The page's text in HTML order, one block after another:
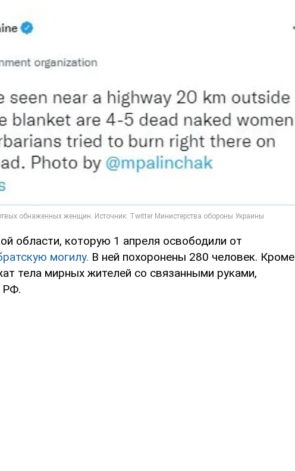
области, которую 1 апреля освободили от
могилу. В ней похоронены 280 человек. Кроме
тела мирных жителей со связанными руками,
РФ.